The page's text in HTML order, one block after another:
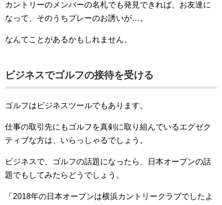
カントリーのメンバーの名札でも発見できれば、お友達に
なって、そのうちプレーのお誘いが…。
なんてことがあるかもしれません。
ビジネスでゴルフの接待を受ける
ゴルフはビジネスツールでもあります。
仕事の取引先にもゴルフを真剣に取り組んでいるエグゼク
ティブな方は、いらっしゃるでしょう。
ビジネスで、ゴルフの話題になったら、日本オープンの話
題でもしてみたらどうでしょう。
「2018年の日本オープンは横浜カントリークラブでしたよ